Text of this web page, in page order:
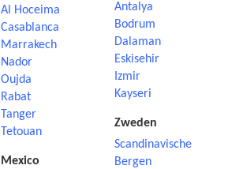
Al Hoceima
Casablanca
Marrakech
Nador
Oujda
Rabat
Tanger
Tetouan
Mexico
Antalya
Bodrum
Dalaman
Eskisehir
Izmir
Kayseri
Zweden
Scandinavische
Bergen